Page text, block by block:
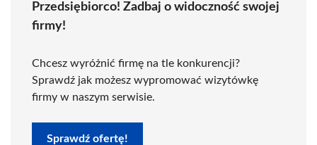
Przedsiębiorco! Zadbaj o widoczność swojej
firmy!
Chcesz wyróżnić firmę na tle konkurencji?
Sprawdź jak możesz wypromować wizytówkę
firmy w naszym serwisie.
Sprawdź ofertę!